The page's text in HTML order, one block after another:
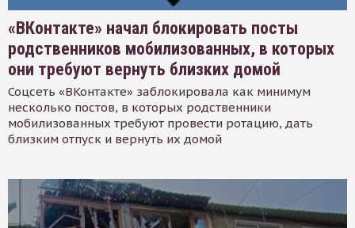
«ВКонтакте» начал блокировать посты
родственников мобилизованных, в которых
они требуют вернуть близких домой
Соцсеть «ВКонтакте» заблокировала как минимум
несколько постов, в которых родственники
мобилизованных требуют провести ротацию, дать
близким отпуск и вернуть их домой